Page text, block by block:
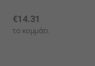
€14.31
το κομμάτι